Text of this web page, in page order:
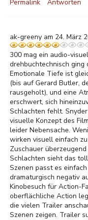
Permalink
Antworten
ak-greeny am 24. März
300 mag ein audio-
drehbuchtechnisch ging
Emotionale Tiefe ist
(bis auf Gerard Butler,
rausgeholt), und eine
erschwert, sich
Schlachten fehlt.
visuelle Konzept des
leider Nebensache.
wirken visuell einfach
Zuschauer
Schlachten sieht das
Szenen passt es
dramaturgisch negativ
Kinobesuch für Action-
oberflächliche Action
die vielen Trailer
Szenen zeigen. Trailer